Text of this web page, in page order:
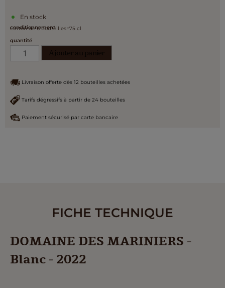
En stock
conditionnement
Carton de 6 bouteilles-75 cl
quantité
Ajouter au panier
Livraison offerte dès 12 bouteilles achetées
Tarifs dégressifs à partir de 24 bouteilles
Paiement sécurisé par carte bancaire
FICHE TECHNIQUE
DOMAINE DES MARINIERS -
Blanc - 2022